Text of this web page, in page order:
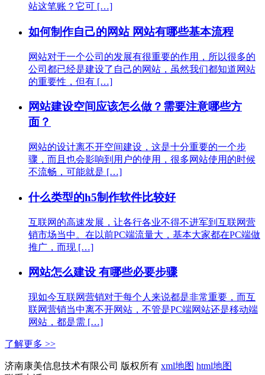
站这笔账？它可 […]
如何制作自己的网站 网站有哪些基本流程
网站对于一个公司的发展有很重要的作用，所以很多的
公司都已经是建设了自己的网站，虽然我们都知道网站
的重要性，但有 […]
网站建设空间应该怎么做？需要注意哪些方
面？
网站的设计离不开空间建设，这是十分重要的一个步
骤，而且也会影响到用户的使用，很多网站使用的时候
不流畅，可能就是 […]
什么类型的h5制作软件比较好
互联网的高速发展，让各行各业不得不进军到互联网营
销市场当中。在以前PC端流量大，基本大家都在PC端做
推广，而现 […]
网站怎么建设 有哪些必要步骤
现如今互联网营销对于每个人来说都是非常重要，而互
联网营销当中离不开网站，不管是PC端网站还是移动端
网站，都是需 […]
了解更多 >>
济南康美信息技术有限公司 版权所有 xml地图 html地图